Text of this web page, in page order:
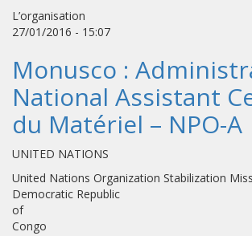
L’organisation
27/01/2016 - 15:07
Monusco :
National Assistant
du Matériel – NPO-A
UNITED NATIONS
United Nations Organization Stabilization
Democratic Republic
of
Congo